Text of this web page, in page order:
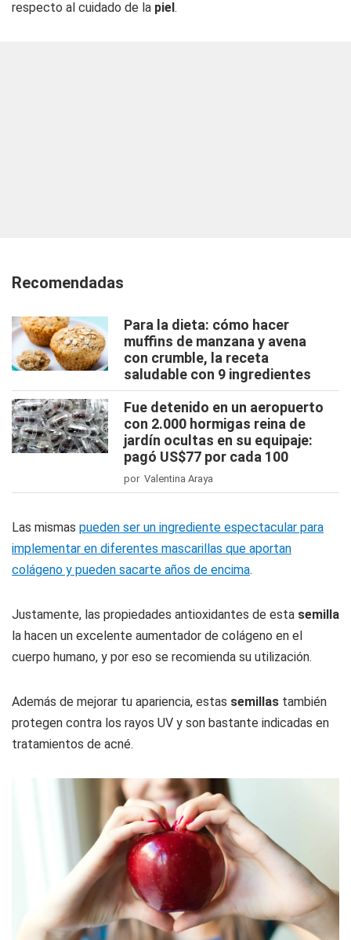
respecto al cuidado de la piel .
Recomendadas
Para la dieta: cómo hacer
muffins de manzana y avena
con crumble, la receta
saludable con 9 ingredientes
Fue detenido en un aeropuerto
con 2.000 hormigas reina de
jardín ocultas en su equipaje:
pagó US$77 por cada 100
por Valentina Araya
Las mismas pueden ser un ingrediente espectacular para
implementar en diferentes mascarillas que aportan
colágeno y pueden sacarte años de encima.
Justamente, las propiedades antioxidantes de esta semilla
la hacen un excelente aumentador de colágeno en el
cuerpo humano, y por eso se recomienda su utilización.
Además de mejorar tu apariencia, estas semillas también
protegen contra los rayos UV y son bastante indicadas en
tratamientos de acné.